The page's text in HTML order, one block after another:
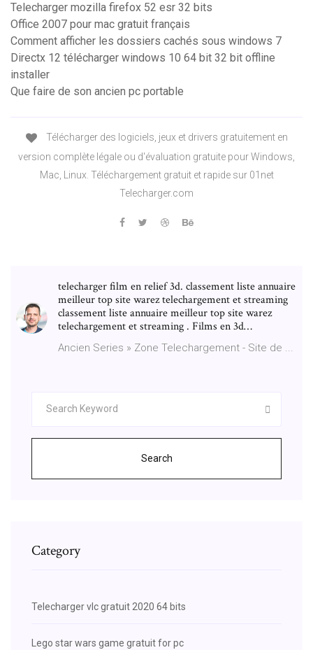
Telecharger mozilla firefox 52 esr 32 bits
Office 2007 pour mac gratuit français
Comment afficher les dossiers cachés sous windows 7
Directx 12 télécharger windows 10 64 bit 32 bit offline
installer
Que faire de son ancien pc portable
Télécharger des logiciels, jeux et drivers gratuitement en
version complète légale ou d'évaluation gratuite pour Windows,
Mac, Linux. Téléchargement gratuit et rapide sur 01net
Telecharger.com
telecharger film en relief 3d. classement liste annuaire
meilleur top site warez telechargement et streaming
classement liste annuaire meilleur top site warez
telechargement et streaming . Films en 3d…
Ancien Series » Zone Telechargement - Site de ...
Search
Category
Telecharger vlc gratuit 2020 64 bits
Lego star wars game gratuit for pc